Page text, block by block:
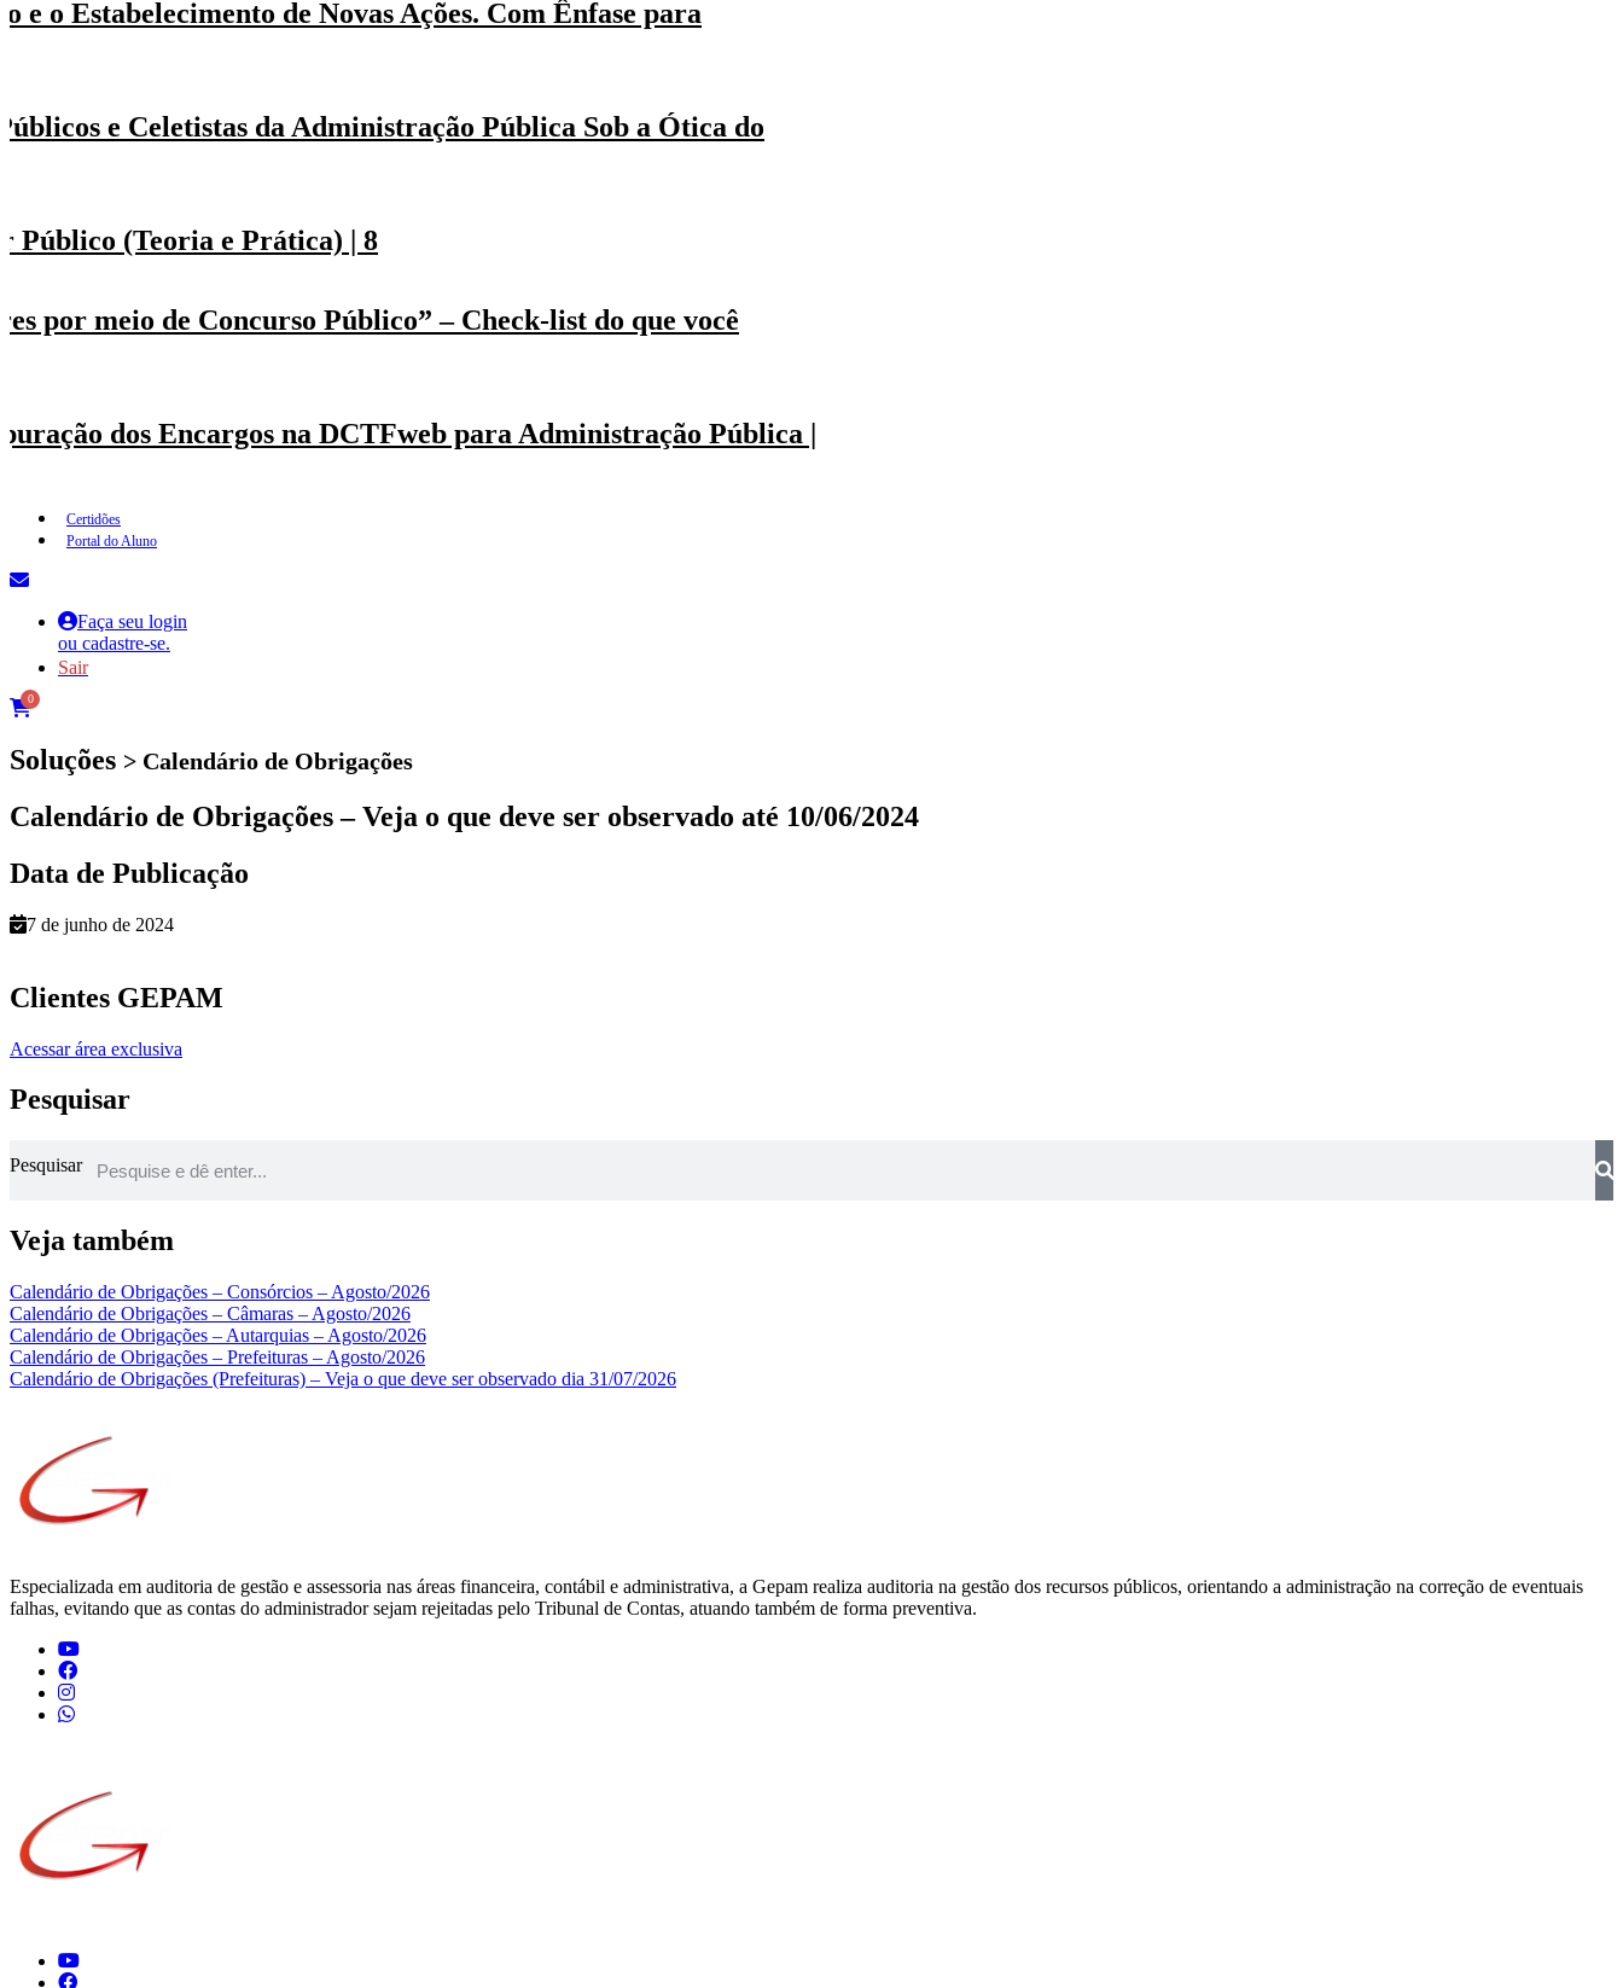
o Estabelecimento de Novas Ações. Com Ênfase para
e Celetistas da Administração Pública Sob a Ótica do
Público (Teoria e Prática) | 8
por meio de Concurso Público” – Check-list do que você
dos Encargos na DCTFweb para Administração Pública |
Certidões
Portal do Aluno
Faça seu login
ou cadastre-se.
Sair
0
Soluções > Calendário de Obrigações
Calendário de Obrigações – Veja o que deve ser observado até 10/06/2024
Data de Publicação
7 de junho de 2024
Clientes GEPAM
Acessar área exclusiva
Pesquisar
Pesquisar
Veja também
Calendário de Obrigações – Consórcios – Agosto/2026
Calendário de Obrigações – Câmaras – Agosto/2026
Calendário de Obrigações – Autarquias – Agosto/2026
Calendário de Obrigações – Prefeituras – Agosto/2026
Calendário de Obrigações (Prefeituras) – Veja o que deve ser observado dia 31/07/2026
Especializada em auditoria de gestão e assessoria nas áreas financeira, contábil e administrativa, a Gepam realiza auditoria na gestão dos recursos públicos, orientando a administração na correção de eventuais
falhas, evitando que as contas do administrador sejam rejeitadas pelo Tribunal de Contas, atuando também de forma preventiva.